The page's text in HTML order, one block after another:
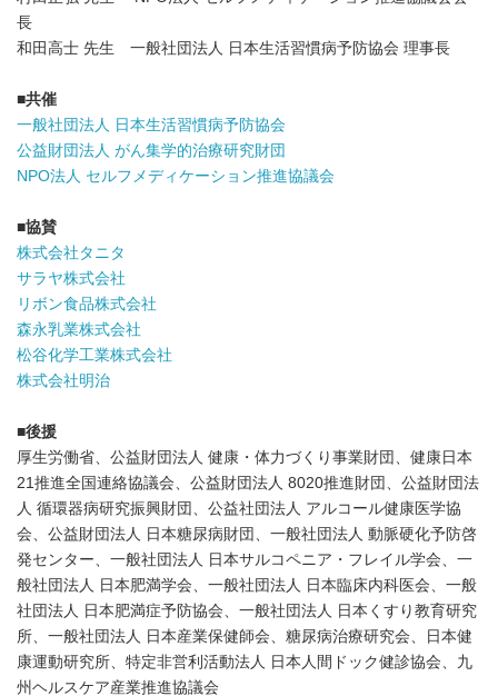
長
和田高士 先生 一般社団法人 日本生活習慣病予防協会 理事長
■共催
一般社団法人 日本生活習慣病予防協会
公益財団法人 がん集学的治療研究財団
NPO法人 セルフメディケーション推進協議会
■協賛
株式会社タニタ
サラヤ株式会社
リボン食品株式会社
森永乳業株式会社
松谷化学工業株式会社
株式会社明治
■後援
厚生労働省、公益財団法人 健康・体力づくり事業財団、健康日本
21推進全国連絡協議会、公益財団法人 8020推進財団、公益財団法
人 循環器病研究振興財団、公益社団法人 アルコール健康医学協
会、公益財団法人 日本糖尿病財団、一般社団法人 動脈硬化予防啓
発センター、一般社団法人 日本サルコペニア・フレイル学会、一
般社団法人 日本肥満学会、一般社団法人 日本臨床内科医会、一般
社団法人 日本肥満症予防協会、一般社団法人 日本くすり教育研究
所、一般社団法人 日本産業保健師会、糖尿病治療研究会、日本健
康運動研究所、特定非営利活動法人 日本人間ドック健診協会、九
州ヘルスケア産業推進協議会